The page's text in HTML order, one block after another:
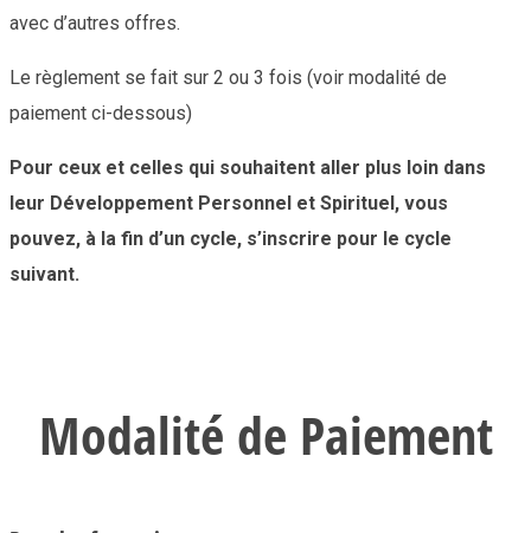
avec d’autres offres.
Le règlement se fait sur 2 ou 3 fois (voir modalité de
paiement ci-dessous)
Pour ceux et celles qui souhaitent aller plus loin dans
leur Développement Personnel et Spirituel, vous
pouvez, à la fin d’un cycle, s’inscrire pour le cycle
suivant.
Modalité de Paiement